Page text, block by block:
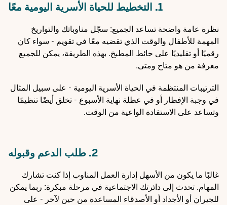
1. التخطيط للحياة الأسرية اليومية معًا
نظرة عامة واضحة تساعد الجميع: سجّل مناوباتك والتواريخ
المهمة للأطفال والوقت الذي تقضيه معًا في تقويم - سواء كان
رقميًا أو تقليديًا على حائط المطبخ. بهذه الطريقة، يمكن للجميع
معرفة من هو متاح ومتى.
الترتيبات المنتظمة في الحياة الأسرية اليومية - على سبيل المثال
في وجبة الإفطار أو في عطلة نهاية الأسبوع - تخلق أيضًا تنظيمًا
وتساعد على الاستفادة الواعية من الوقت.
2. طلب الدعم وقبوله
غالبًا ما يكون من الأسهل إدارة العمل المناوب إذا كنت تشارك
المهام. تحدث إلى دائرتك الاجتماعية في مرحلة مبكرة: ربما يمكن
للجيران أو الأجداد أو الأصدقاء المساعدة من حين لآخر - على